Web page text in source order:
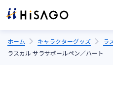
ホーム キャラクターグッズ
ラ
ラスカル サラサボールペン／ハート